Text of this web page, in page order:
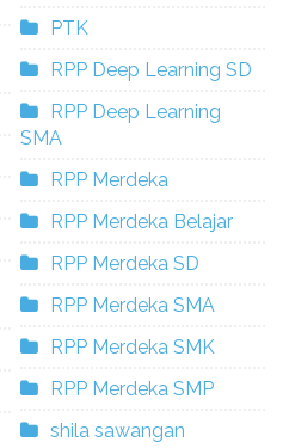
PTK
RPP Deep Learning SD
RPP Deep Learning
SMA
RPP Merdeka
RPP Merdeka Belajar
RPP Merdeka SD
RPP Merdeka SMA
RPP Merdeka SMK
RPP Merdeka SMP
shila sawangan